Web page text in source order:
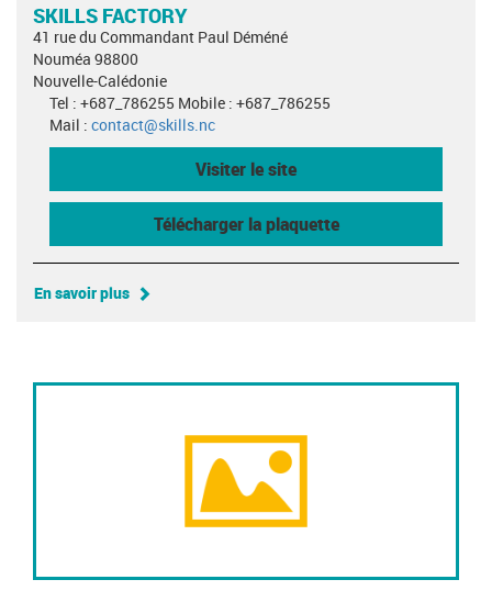
SKILLS FACTORY
41 rue du Commandant Paul Déméné
Nouméa 98800
Nouvelle-Calédonie
Tel : +687_786255 Mobile : +687_786255
Mail : contact@skills.nc
Visiter le site
Télécharger la plaquette
En savoir plus